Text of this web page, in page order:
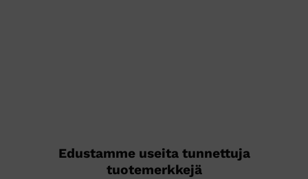
Edustamme useita tunnettuja
tuotemerkkejä